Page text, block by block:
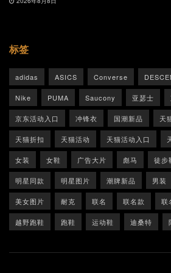
标签
adidas ASICS Converse
Nike PUMA Saucony 亚瑟士
京东活动入口 冲锋衣 国潮新品 天
天猫折扣 天猫活动 天猫活动入口
女装 女鞋 广告大片 彪马 徒步
明星同款 明星图片 潮牌新品 男装
美女图片 耐克 联名 联名款 联
越野跑鞋 跑鞋 运动鞋 迪桑特